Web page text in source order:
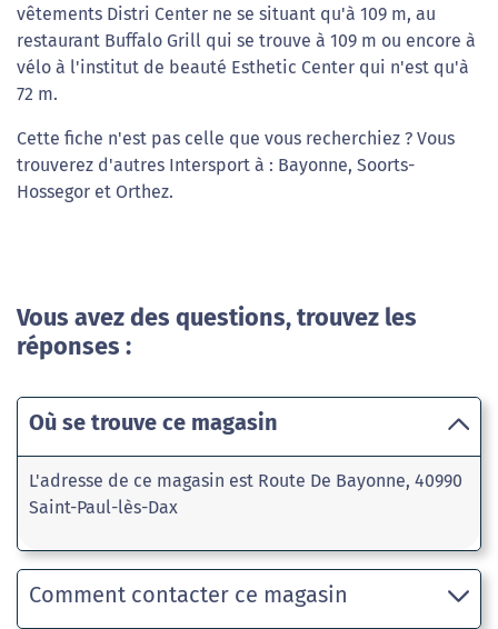
vêtements Distri Center ne se situant qu'à 109 m, au
restaurant Buffalo Grill qui se trouve à 109 m ou encore à
vélo à l'institut de beauté Esthetic Center qui n'est qu'à
72 m.
Cette fiche n'est pas celle que vous recherchiez ? Vous
trouverez d'autres Intersport à : Bayonne, Soorts-
Hossegor et Orthez.
Vous avez des questions, trouvez les
réponses :
Où se trouve ce magasin
L'adresse de ce magasin est Route De Bayonne, 40990
Saint-Paul-lès-Dax
Comment contacter ce magasin